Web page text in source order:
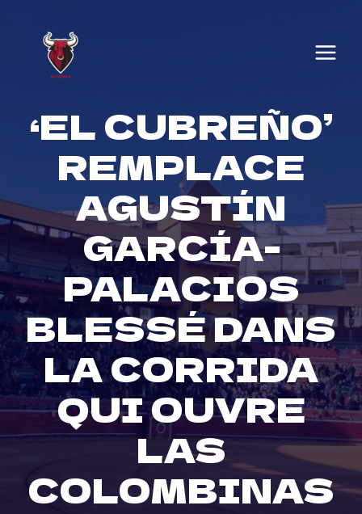
content
‘EL CUBREÑO’
REMPLACE
AGUSTÍN
GARCÍA-
PALACIOS
BLESSÉ DANS
LA CORRIDA
QUI OUVRE
LAS
COLOMBINAS